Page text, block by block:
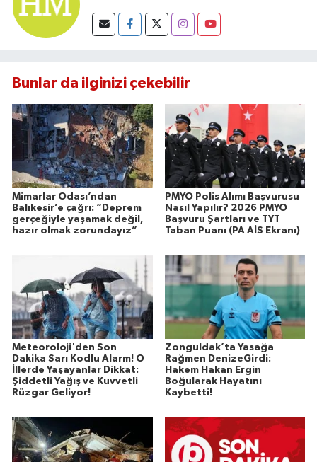
Bunlar da ilginizi çekebilir
Mimarlar Odası’ndan
Balıkesir’e çağrı: “Deprem
gerçeğiyle yaşamak değil,
hazır olmak zorundayız”
PMYO Polis Alımı Başvurusu
Nasıl Yapılır? 2026 PMYO
Başvuru Şartları ve TYT
Taban Puanı (PA AİS Ekranı)
Meteoroloji'den Son
Dakika Sarı Kodlu Alarm! O
İllerde Yaşayanlar Dikkat:
Şiddetli Yağış ve Kuvvetli
Rüzgar Geliyor!
Zonguldak’ta Yasağa
Rağmen DenizeGirdi:
Hakem Hakan Ergin
Boğularak Hayatını
Kaybetti!